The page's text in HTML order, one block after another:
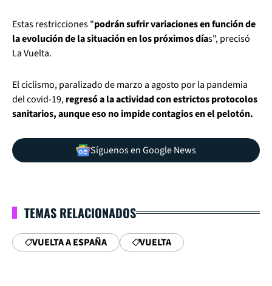
Estas restricciones "podrán sufrir variaciones en función de
la evolución de la situación en los próximos días", precisó
La Vuelta.
El ciclismo, paralizado de marzo a agosto por la pandemia
del covid-19,regresó a la actividad con estrictos protocolos
sanitarios, aunque eso no impide contagios en el pelotón.
Síguenos en Google News
TEMAS RELACIONADOS
VUELTA A ESPAÑA VUELTA